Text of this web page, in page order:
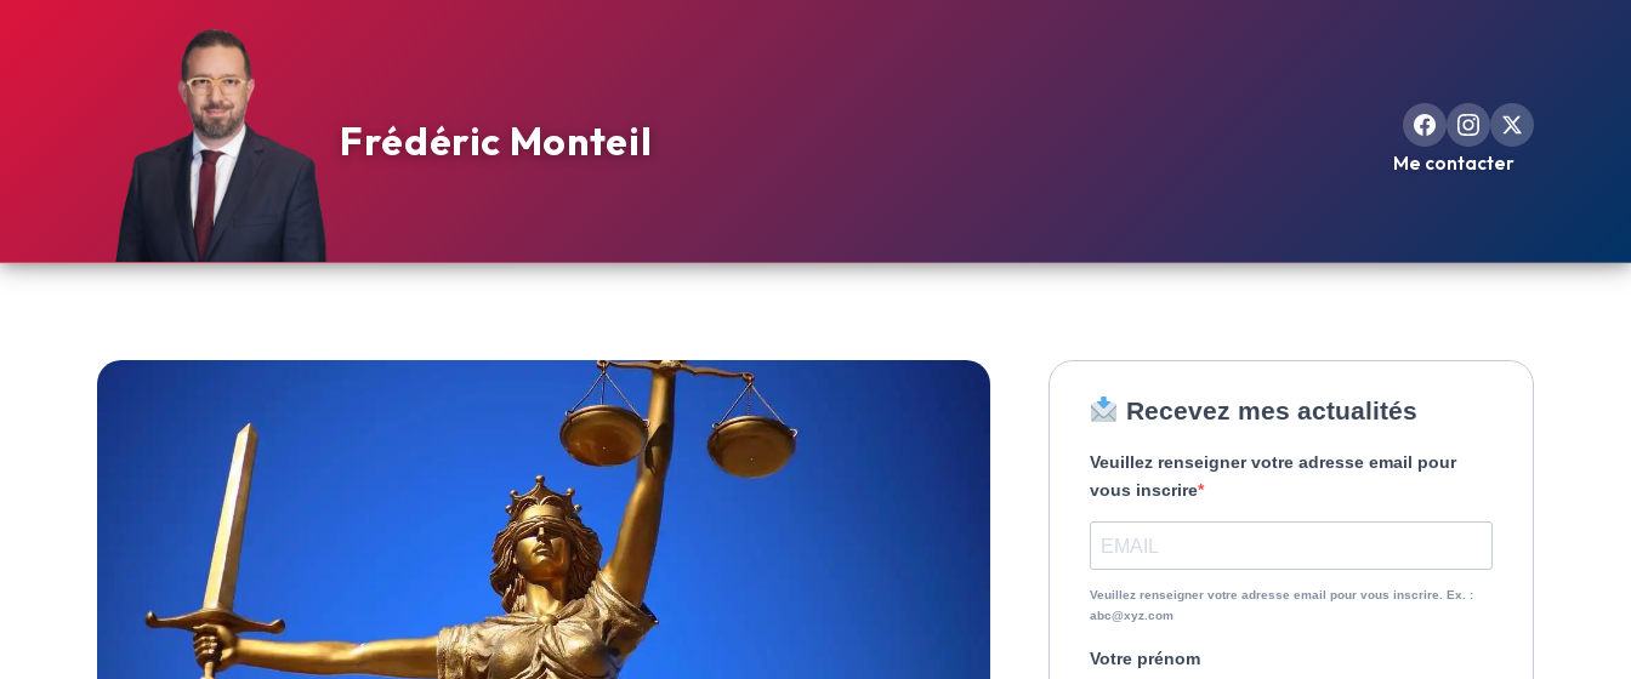
Frédéric Monteil Me contacter
Recevez mes actualités
Veuillez renseigner votre adresse email pour
vous inscrire
Veuillez renseigner votre adresse email pour vous inscrire. Ex. :
abc@xyz.com
Votre prénom